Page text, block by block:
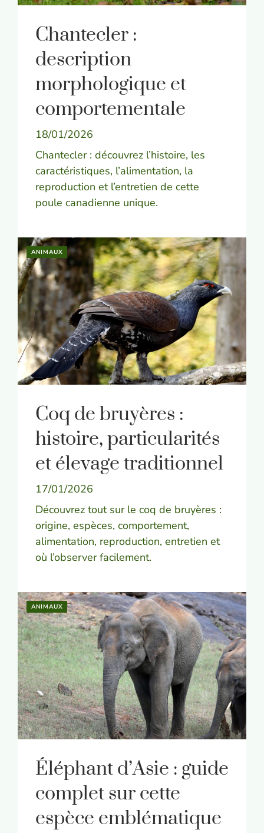
Chantecler :
description
morphologique et
comportementale
18/01/2026
Chantecler : découvrez l’histoire, les
caractéristiques, l’alimentation, la
reproduction et l’entretien de cette
poule canadienne unique.
ANIMAUX
Coq de bruyères :
histoire, particularités
et élevage traditionnel
17/01/2026
Découvrez tout sur le coq de bruyères :
origine, espèces, comportement,
alimentation, reproduction, entretien et
où l’observer facilement.
ANIMAUX
Éléphant d’Asie : guide
complet sur cette
espèce emblématique